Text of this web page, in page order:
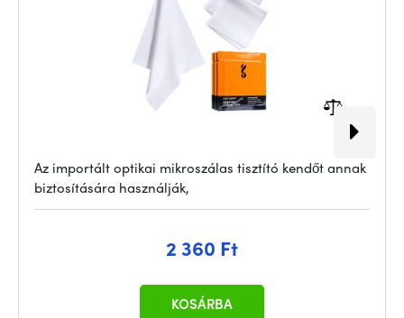
Az importált optikai mikroszálas tisztító kendőt annak
biztosítására használják,
2 360 Ft
KOSÁRBA